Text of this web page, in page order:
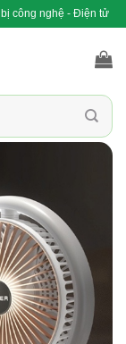
công nghệ - Điện tử